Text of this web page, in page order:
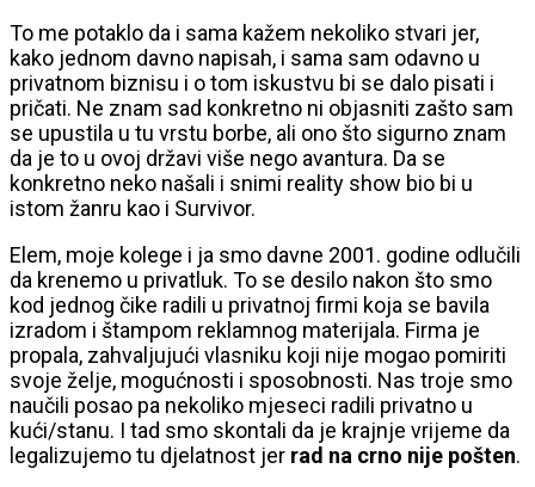
To me potaklo da i sama kažem nekoliko stvari jer,
kako jednom davno napisah, i sama sam odavno u
privatnom biznisu i o tom iskustvu bi se dalo pisati i
pričati. Ne znam sad konkretno ni objasniti zašto sam
se upustila u tu vrstu borbe, ali ono što sigurno znam
da je to u ovoj državi više nego avantura. Da se
konkretno neko našali i snimi reality show bio bi u
istom žanru kao i Survivor.
Elem, moje kolege i ja smo davne 2001. godine odlučili
da krenemo u privatluk. To se desilo nakon što smo
kod jednog čike radili u privatnoj firmi koja se bavila
izradom i štampom reklamnog materijala. Firma je
propala, zahvaljujući vlasniku koji nije mogao pomiriti
svoje želje, mogućnosti i sposobnosti. Nas troje smo
naučili posao pa nekoliko mjeseci radili privatno u
kući/stanu. I tad smo skontali da je krajnje vrijeme da
legalizujemo tu djelatnost jer rad na crno nije pošten.